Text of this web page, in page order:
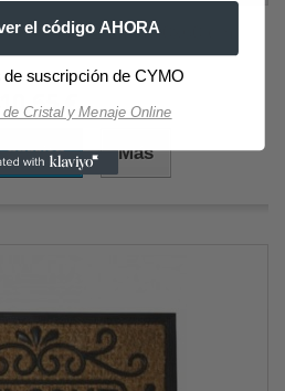
Goma 1/2 Luna 40x60 cm.
€
carrito Más
el código AHORA
suscripción de CYMO
Cristal y Menaje Online